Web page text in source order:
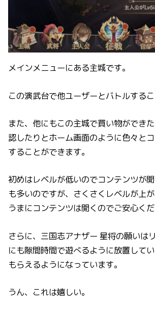
メインメニューにある主城です。
この演武台で他ユーザーとバトルするこ
また、他にもこの主城で買い物ができ
認したりとホーム画面のように色々と
することができます。
初めはレベルが低いのでコンテンツが
も多いのですが、さくさくレベルが上
うまにコンテンツは開くのでご安心くだ
さらに、三国志アナザー 星将の願いは
にも隙間時間で遊べるように放置して
もらえるようになっています。
うん、これは嬉しい。